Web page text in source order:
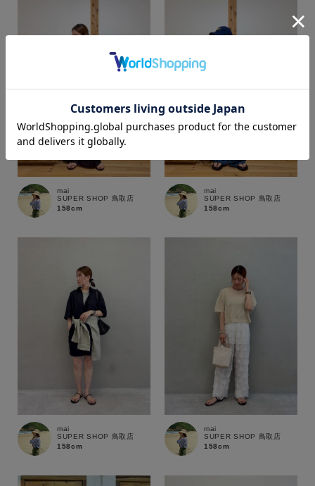
価格
商品タイプ
セール価格 WEB限定
在庫あり 在庫なし含む
mai
SUPER SHOP 鳥取店
158cm
mai
SUPER SHOP 鳥取店
158cm
mai
SUPER SHOP 鳥取店
158cm
mai
SUPER SHOP 鳥取店
158cm